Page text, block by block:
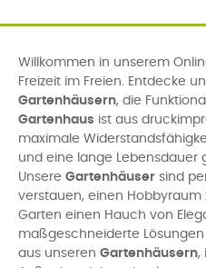
Willkommen in unserem
Freizeit im Freien. Entdecke
Gartenhäusern, die
Gartenhaus ist aus
maximale
und eine lange Lebensdauer
Unsere Gartenhäuser sind
verstauen, einen
Garten einen Hauch von
maßgeschneiderte
aus unseren Gartenhäusern,